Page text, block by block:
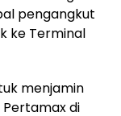
pengangkut
ke Terminal
menjamin
di